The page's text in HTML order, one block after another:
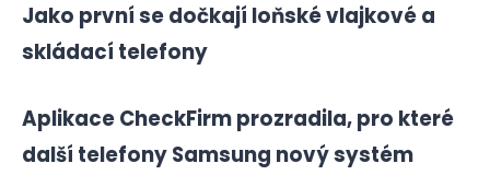
Jako první se dočkají loňské vlajkové a
skládací telefony
Aplikace CheckFirm prozradila, pro které
další telefony Samsung nový systém